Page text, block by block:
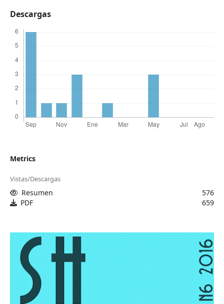
Descargas
Metrics
Vistas/Descargas
Resumen
576
PDF
659